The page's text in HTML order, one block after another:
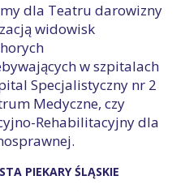
dla Teatru darowizny
widowisk
w szpitalach
Specjalistyczny nr 2
Medyczne, czy
Rehabilitacyjny dla
PIEKARY ŚLĄSKIE